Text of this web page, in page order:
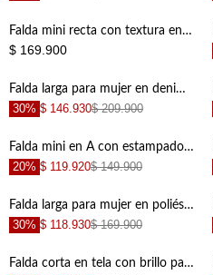
+
+
+
+
+
Falda mini recta con textura en relieve en crema para mujer
$ 169.900
Falda larga para mujer en denim azul corte recto con abertura frontal
30% $ 146.930$ 209.900
Falda mini en A con estampado de peces de algodón naranja para mujer
20% $ 119.920$ 149.900
Falda larga para mujer en poliéster naranja fit fluido con textura arrugada en franjas
30% $ 118.930$ 169.900
Falda corta en tela con brillo para mujer